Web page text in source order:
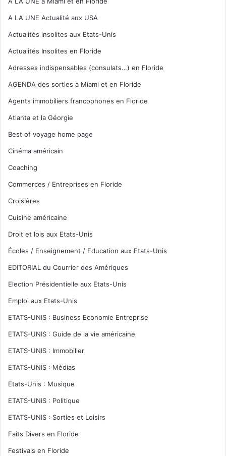
A LA UNE Actualité aux USA
Actualités insolites aux Etats-Unis
Actualités Insolites en Floride
Adresses indispensables (consulats…) en Floride
AGENDA des sorties à Miami et en Floride
Agents immobiliers francophones en Floride
Atlanta et la Géorgie
Best of voyage home page
Cinéma américain
Coaching
Commerces / Entreprises en Floride
Croisières
Cuisine américaine
Droit et lois aux Etats-Unis
Écoles / Enseignement / Education aux Etats-Unis
EDITORIAL du Courrier des Amériques
Election Présidentielle aux Etats-Unis
Emploi aux Etats-Unis
ETATS-UNIS : Business Economie Entreprise
ETATS-UNIS : Guide de la vie américaine
ETATS-UNIS : Immobilier
ETATS-UNIS : Médias
Etats-Unis : Musique
ETATS-UNIS : Politique
ETATS-UNIS : Sorties et Loisirs
Faits Divers en Floride
Festivals en Floride